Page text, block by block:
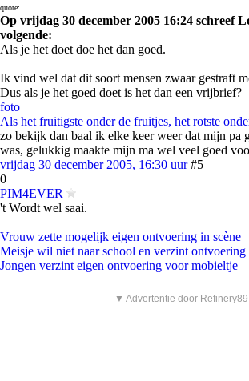
quote:
Op vrijdag 30 december 2005 16:24 schreef
volgende:
Als je het doet doe het dan goed.
Ik vind wel dat dit soort mensen zwaar gestraft
Dus als je het goed doet is het dan een vrijbrief?
foto
Als het fruitigste onder de fruitjes, het rotste
zo bekijk dan baal ik elke keer weer dat mijn pa
was, gelukkig maakte mijn ma wel veel goed
vrijdag 30 december 2005, 16:30 uur #5
0
PIM4EVER
't Wordt wel saai.
Vrouw zette mogelijk eigen ontvoering in scène
Meisje wil niet naar school en verzint ontvoering
Jongen verzint eigen ontvoering voor mobieltje
▼ Advertentie door Refinery89